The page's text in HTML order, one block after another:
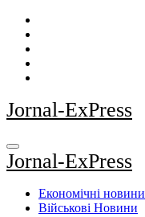
Jornal-ExPress
Jornal-ExPress
Економічні новини
Військові Новини